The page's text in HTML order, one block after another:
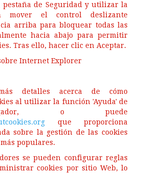
pestaña de Seguridad y utilizar la
mover el control deslizante
arriba para bloquear todas las
hacia abajo para permitir
Tras ello, hacer clic en Aceptar.
Internet Explorer
detalles acerca de cómo
al utilizar la función 'Ayuda' de
o puede
que proporciona
sobre la gestión de las cookies
populares.
se pueden configurar reglas
cookies por sitio Web, lo